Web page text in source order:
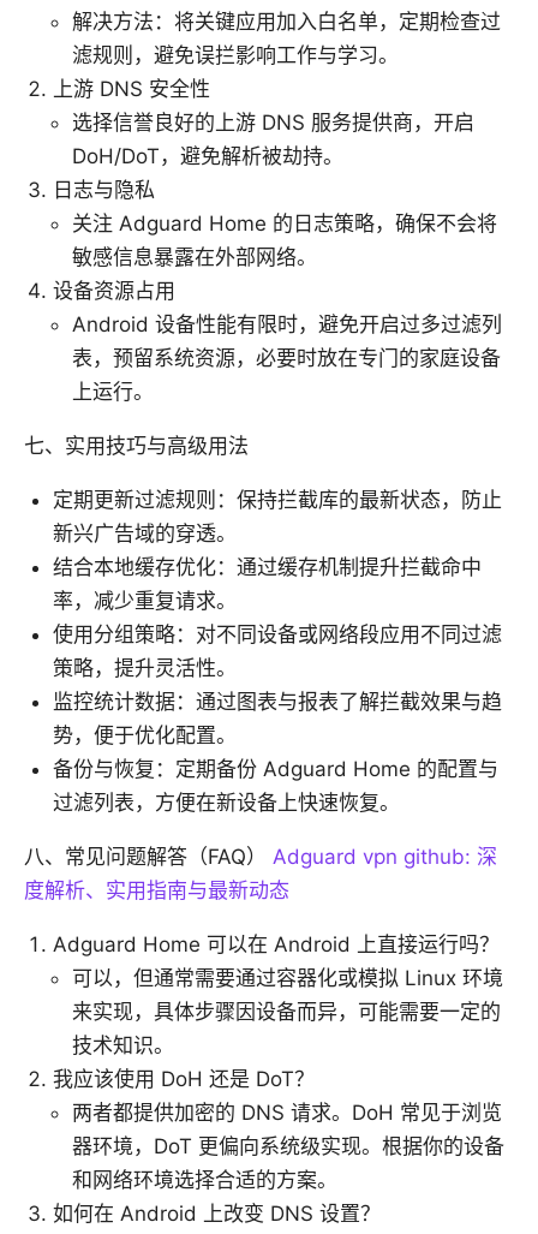
解决方法：将关键应用加入白名单，定期检查过
滤规则，避免误拦影响工作与学习。
上游 DNS 安全性
选择信誉良好的上游 DNS 服务提供商，开启
DoH/DoT，避免解析被劫持。
日志与隐私
关注 Adguard Home 的日志策略，确保不会将
敏感信息暴露在外部网络。
设备资源占用
Android 设备性能有限时，避免开启过多过滤列
表，预留系统资源，必要时放在专门的家庭设备
上运行。
七、实用技巧与高级用法
定期更新过滤规则：保持拦截库的最新状态，防止
新兴广告域的穿透。
结合本地缓存优化：通过缓存机制提升拦截命中
率，减少重复请求。
使用分组策略：对不同设备或网络段应用不同过滤
策略，提升灵活性。
监控统计数据：通过图表与报表了解拦截效果与趋
势，便于优化配置。
备份与恢复：定期备份 Adguard Home 的配置与
过滤列表，方便在新设备上快速恢复。
八、常见问题解答（FAQ） Adguard vpn github: 深
度解析、实用指南与最新动态
Adguard Home 可以在 Android 上直接运行吗？
可以，但通常需要通过容器化或模拟 Linux 环境
来实现，具体步骤因设备而异，可能需要一定的
技术知识。
我应该使用 DoH 还是 DoT？
两者都提供加密的 DNS 请求。DoH 常见于浏览
器环境，DoT 更偏向系统级实现。根据你的设备
和网络环境选择合适的方案。
如何在 Android 上改变 DNS 设置？